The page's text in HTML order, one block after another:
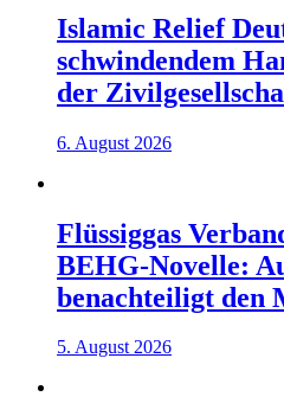
Islamic Relief
schwindendem
der
6. August 2026
Flüssiggas
BEHG-Novelle:
benachteiligt den
5. August 2026